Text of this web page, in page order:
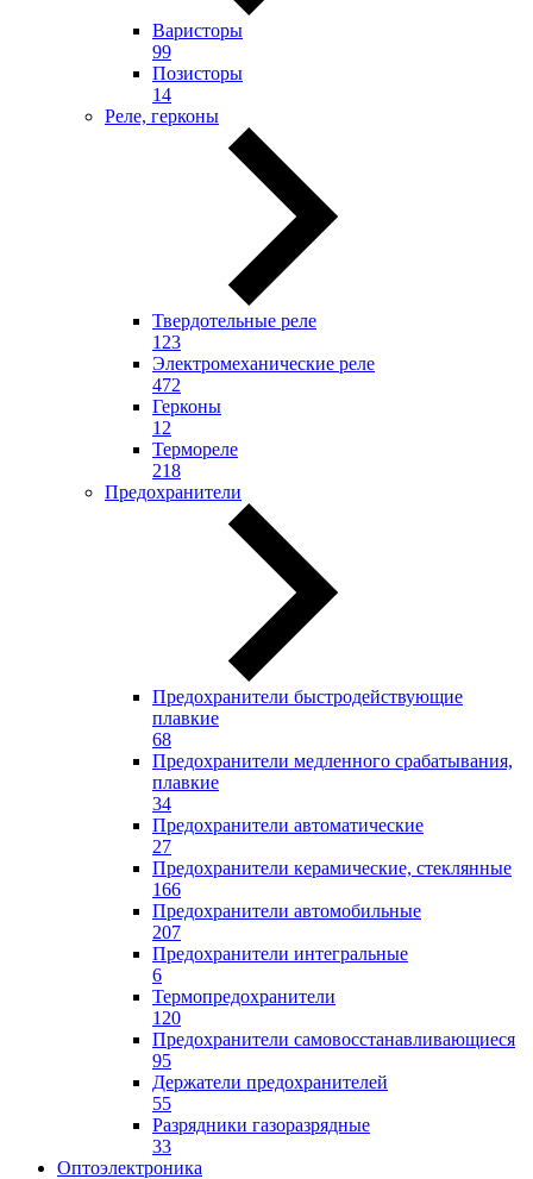
Варисторы
99
Позисторы
14
Реле, герконы
Твердотельные реле
123
Электромеханические реле
472
Герконы
12
Термореле
218
Предохранители
Предохранители быстродействующие
плавкие
68
Предохранители медленного срабатывания,
плавкие
34
Предохранители автоматические
27
Предохранители керамические, стеклянные
166
Предохранители автомобильные
207
Предохранители интегральные
6
Термопредохранители
120
Предохранители самовосстанавливающиеся
95
Держатели предохранителей
55
Разрядники газоразрядные
33
Оптоэлектроника